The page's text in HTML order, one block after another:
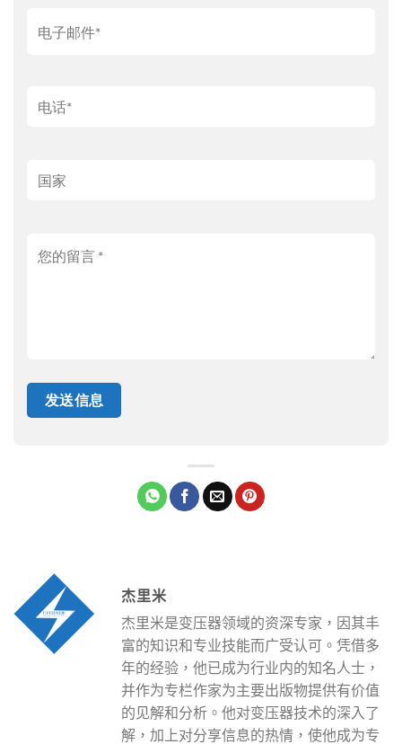
杰里米
杰里米是变压器领域的资深专家，因其丰
富的知识和专业技能而广受认可。凭借多
年的经验，他已成为行业内的知名人士，
并作为专栏作家为主要出版物提供有价值
的见解和分析。他对变压器技术的深入了
解，加上对分享信息的热情，使他成为专